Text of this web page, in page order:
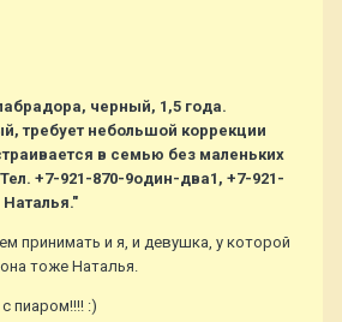
черный, 1,5 года.
требует небольшой коррекции
в семью без маленьких
+7-921-870-9один-два1, +7-921-
принимать и я, и девушка, у которой
тоже Наталья.
пиаром!!!! :)